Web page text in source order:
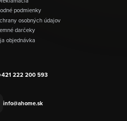
podmienky
osobných údajov
darčeky
objednávka
222 200 593
info@ahome.sk